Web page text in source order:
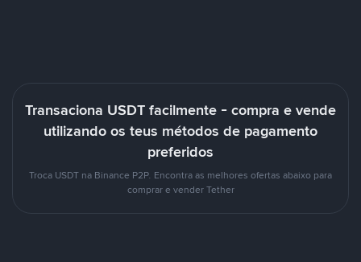
Transaciona USDT facilmente - compra e vende
utilizando os teus métodos de pagamento
preferidos
Troca USDT na Binance P2P. Encontra as melhores ofertas abaixo para
comprar e vender Tether